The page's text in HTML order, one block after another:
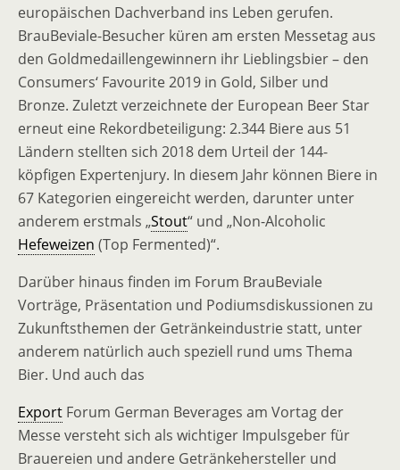
europäischen Dachverband ins Leben gerufen.
BrauBeviale-Besucher küren am ersten Messetag aus
den Goldmedaillengewinnern ihr Lieblingsbier – den
Consumers‘ Favourite 2019 in Gold, Silber und
Bronze. Zuletzt verzeichnete der European Beer Star
erneut eine Rekordbeteiligung: 2.344 Biere aus 51
Ländern stellten sich 2018 dem Urteil der 144-
köpfigen Expertenjury. In diesem Jahr können Biere in
67 Kategorien eingereicht werden, darunter unter
anderem erstmals „Stout“ und „Non-Alcoholic
Hefeweizen (Top Fermented)“.
Darüber hinaus finden im Forum BrauBeviale
Vorträge, Präsentation und Podiumsdiskussionen zu
Zukunftsthemen der Getränkeindustrie statt, unter
anderem natürlich auch speziell rund ums Thema
Bier. Und auch das
Export Forum German Beverages am Vortag der
Messe versteht sich als wichtiger Impulsgeber für
Brauereien und andere Getränkehersteller und